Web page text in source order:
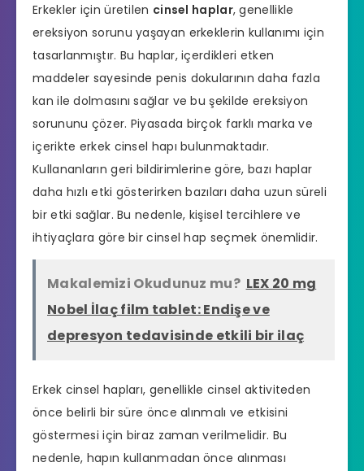
Erkekler için üretilen cinsel haplar, genellikle
ereksiyon sorunu yaşayan erkeklerin kullanımı için
tasarlanmıştır. Bu haplar, içerdikleri etken
maddeler sayesinde penis dokularının daha fazla
kan ile dolmasını sağlar ve bu şekilde ereksiyon
sorununu çözer. Piyasada birçok farklı marka ve
içerikte erkek cinsel hapı bulunmaktadır.
Kullananların geri bildirimlerine göre, bazı haplar
daha hızlı etki gösterirken bazıları daha uzun süreli
bir etki sağlar. Bu nedenle, kişisel tercihlere ve
ihtiyaçlara göre bir cinsel hap seçmek önemlidir.
Makalemizi Okudunuz mu? LEX 20 mg
Nobel İlaç film tablet: Endişe ve
depresyon tedavisinde etkili bir ilaç
Erkek cinsel hapları, genellikle cinsel aktiviteden
önce belirli bir süre önce alınmalı ve etkisini
göstermesi için biraz zaman verilmelidir. Bu
nedenle, hapın kullanmadan önce alınması